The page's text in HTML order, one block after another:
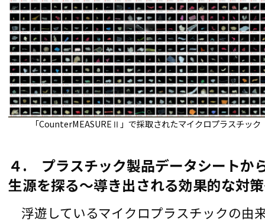
「CounterMEASUREⅡ」で採取されたマイクロプラスチック
４. プラスチック製品データシートか
生源を探る〜導き出される効果的な対
浮遊しているマイクロプラスチックの由